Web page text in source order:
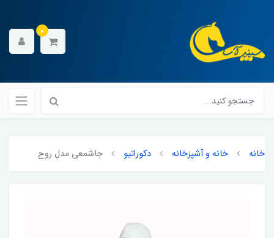
0
خانه خانه و آشپزخانه دکوراتیو جاشمعی مدل روح